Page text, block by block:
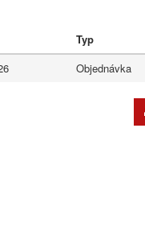
Typ
Objednávka